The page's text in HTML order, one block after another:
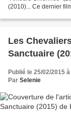
(2010)... Ce dernier
Les
Sanctuaire
Publié le 25/02/2015
Par Selenie